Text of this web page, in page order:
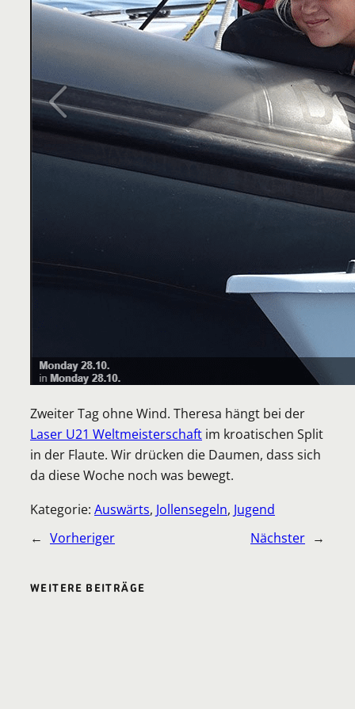
Zweiter Tag ohne Wind. Theresa hängt bei der
Laser U21 Weltmeisterschaft im kroatischen Split
in der Flaute. Wir drücken die Daumen, dass sich
da diese Woche noch was bewegt.
Kategorie: Auswärts, Jollensegeln, Jugend
← Vorheriger Nächster →
WEITERE BEITRÄGE